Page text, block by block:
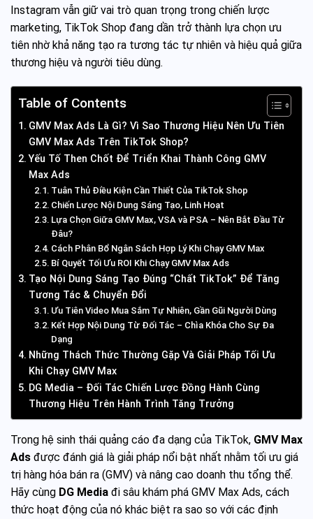
Instagram vẫn giữ vai trò quan trọng trong chiến lược
marketing, TikTok Shop đang dần trở thành lựa chọn ưu
tiên nhờ khả năng tạo ra tương tác tự nhiên và hiệu quả giữa
thương hiệu và người tiêu dùng.
Table of Contents
GMV Max Ads Là Gì? Vì Sao Thương Hiệu Nên Ưu Tiên
GMV Max Ads Trên TikTok Shop?
Yếu Tố Then Chốt Để Triển Khai Thành Công GMV
Max Ads
Tuân Thủ Điều Kiện Cần Thiết Của TikTok Shop
Chiến Lược Nội Dung Sáng Tạo, Linh Hoạt
Lựa Chọn Giữa GMV Max, VSA và PSA – Nên Bắt Đầu Từ
Đâu?
Cách Phân Bổ Ngân Sách Hợp Lý Khi Chạy GMV Max
Bí Quyết Tối Ưu ROI Khi Chạy GMV Max Ads
Tạo Nội Dung Sáng Tạo Đúng “Chất TikTok” Để Tăng
Tương Tác & Chuyển Đổi
Ưu Tiên Video Mua Sắm Tự Nhiên, Gần Gũi Người Dùng
Kết Hợp Nội Dung Từ Đối Tác – Chìa Khóa Cho Sự Đa
Dạng
Những Thách Thức Thường Gặp Và Giải Pháp Tối Ưu
Khi Chạy GMV Max
DG Media – Đối Tác Chiến Lược Đồng Hành Cùng
Thương Hiệu Trên Hành Trình Tăng Trưởng
Trong hệ sinh thái quảng cáo đa dạng của TikTok, GMV Max
Ads được đánh giá là giải pháp nổi bật nhất nhằm tối ưu giá
trị hàng hóa bán ra (GMV) và nâng cao doanh thu tổng thể.
Hãy cùng DG Media đi sâu khám phá GMV Max Ads, cách
thức hoạt động của nó khác biệt ra sao so với các định